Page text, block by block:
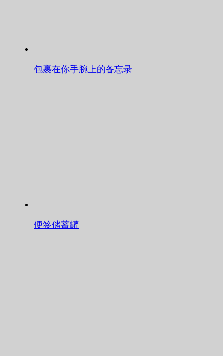
包裹在你手腕上的备忘录
便签储蓄罐